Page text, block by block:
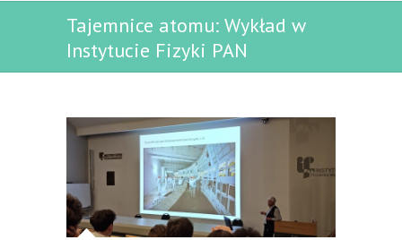
Tajemnice atomu: Wykład w
Instytucie Fizyki PAN